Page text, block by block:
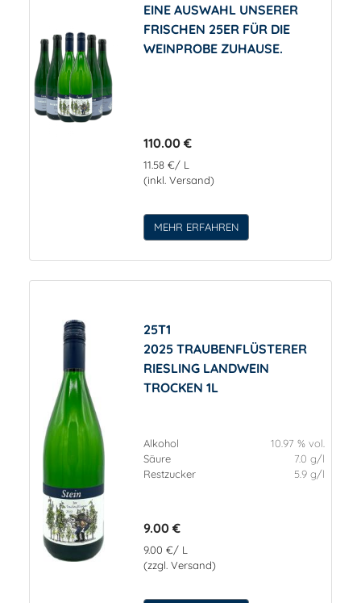
EINE AUSWAHL UNSERER
FRISCHEN 25ER FÜR DIE
WEINPROBE ZUHAUSE.
110.00 €
11.58 €/ L
(inkl. Versand)
MEHR ERFAHREN
25T1
2025 TRAUBENFLÜSTERER
RIESLING LANDWEIN
TROCKEN 1L
Alkohol
10.97 % vol.
Säure
7.0 g/l
Restzucker
5.9 g/l
9.00 €
9.00 €/ L
(zzgl. Versand)